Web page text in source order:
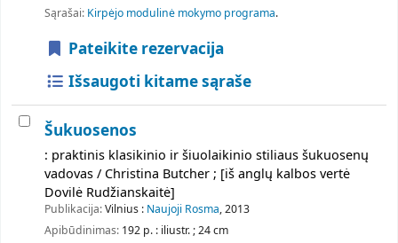
Sąrašai: Kirpėjo modulinė mokymo programa.
Pateikite rezervacija
Išsaugoti kitame sąraše
Šukuosenos
: praktinis klasikinio ir šiuolaikinio stiliaus šukuosenų
vadovas / Christina Butcher ; [iš anglų kalbos vertė
Dovilė Rudžianskaitė]
Publikacija:Vilnius : Naujoji Rosma, 2013
Apibūdinimas: 192 p. : iliustr. ; 24 cm